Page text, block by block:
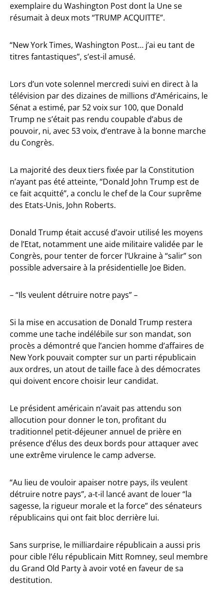
exemplaire du Washington Post dont la Une se
résumait à deux mots “TRUMP ACQUITTE”.
“New York Times, Washington Post… j’ai eu tant de
titres fantastiques”, s’est-il amusé.
Lors d’un vote solennel mercredi suivi en direct à la
télévision par des dizaines de millions d’Américains, le
Sénat a estimé, par 52 voix sur 100, que Donald
Trump ne s’était pas rendu coupable d’abus de
pouvoir, ni, avec 53 voix, d’entrave à la bonne marche
du Congrès.
La majorité des deux tiers fixée par la Constitution
n’ayant pas été atteinte, “Donald John Trump est de
ce fait acquitté”, a conclu le chef de la Cour suprême
des Etats-Unis, John Roberts.
Donald Trump était accusé d’avoir utilisé les moyens
de l’Etat, notamment une aide militaire validée par le
Congrès, pour tenter de forcer l’Ukraine à “salir” son
possible adversaire à la présidentielle Joe Biden.
– “Ils veulent détruire notre pays” –
Si la mise en accusation de Donald Trump restera
comme une tache indélébile sur son mandat, son
procès a démontré que l’ancien homme d’affaires de
New York pouvait compter sur un parti républicain
aux ordres, un atout de taille face à des démocrates
qui doivent encore choisir leur candidat.
Le président américain n’avait pas attendu son
allocution pour donner le ton, profitant du
traditionnel petit-déjeuner annuel de prière en
présence d’élus des deux bords pour attaquer avec
une extrême virulence le camp adverse.
“Au lieu de vouloir apaiser notre pays, ils veulent
détruire notre pays”, a-t-il lancé avant de louer “la
sagesse, la rigueur morale et la force” des sénateurs
républicains qui ont fait bloc derrière lui.
Sans surprise, le milliardaire républicain a aussi pris
pour cible l’élu républicain Mitt Romney, seul membre
du Grand Old Party à avoir voté en faveur de sa
destitution.